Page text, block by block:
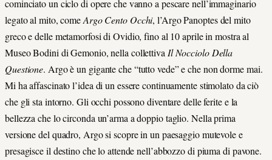
cominciato un ciclo di opere che vanno a pescare nell’immaginario
legato al mito, comeArgo Cento Occhi, l’Argo Panoptes del mito
greco e delle metamorfosi di Ovidio, fino al 10 aprile in mostra al
Museo Bodini di Gemonio, nella collettiva Il Nocciolo Della
Questione. Argo è un gigante che “tutto vede” e che non dorme mai.
Mi ha affascinato l’idea di un essere continuamente stimolato da ciò
che gli sta intorno. Gli occhi possono diventare delle ferite e la
bellezza che lo circonda un’arma a doppio taglio. Nella prima
versione del quadro, Argo si scopre in un paesaggio mutevole e
presagisce il destino che lo attende nell’abbozzo di piuma di pavone.